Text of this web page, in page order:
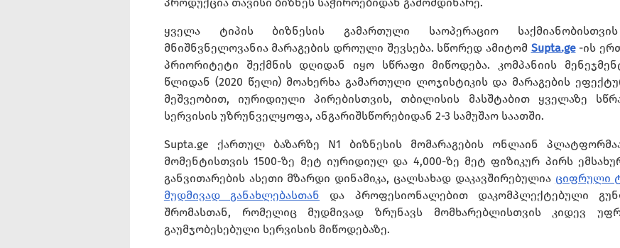
ყველა ტიპის ბიზნესის გამართული საოპერაციო
მნიშნვნელოვანია მარაგების დროული შევსება. სწორედ ამიტომ Supta.ge -ის
პრიორიტეტი შექმნის დღიდან იყო სწრაფი მიწოდება. კომპანიის
წლიდან (2020 წელი) მოახერხა გამართული ლოჯისტიკის და მარაგების
მეშვეობით, იურიდიული პირებისთვის, თბილისის მასშტაბით ყველაზე
სერვისის უზრუნველყოფა, ანგარიშსწორებიდან 2-3 სამუშაო საათში.
Supta.ge ქართულ ბაზარზე N1 ბიზნესის მომარაგების ონლაინ
მომენტისთვის 1500-ზე მეტ იურიდიულ და 4,000-ზე მეტ ფიზიკურ პირს
განვითარების ასეთი მზარდი დინამიკა, ცალსახად დაკავშირებულია ციფრული
მუდმივად განახლებასთან და პროფესიონალებით დაკომპლექტებული
შრომასთან, რომელიც მუდმივად ზრუნავს მომხარებლისთვის კიდევ
გაუმჯობესებული სერვისის მიწოდებაზე.